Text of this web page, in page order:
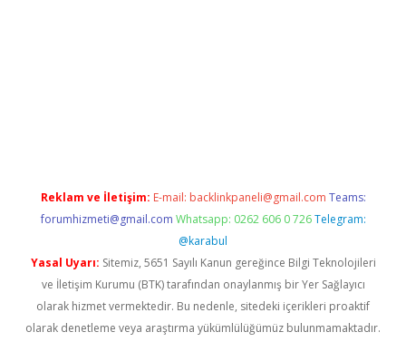
Reklam ve İletişim: E-mail: backlinkpaneli@gmail.com Teams:
forumhizmeti@gmail.com Whatsapp: 0262 606 0 726 Telegram:
@karabul
Yasal Uyarı: Sitemiz, 5651 Sayılı Kanun gereğince Bilgi Teknolojileri
ve İletişim Kurumu (BTK) tarafından onaylanmış bir Yer Sağlayıcı
olarak hizmet vermektedir. Bu nedenle, sitedeki içerikleri proaktif
olarak denetleme veya araştırma yükümlülüğümüz bulunmamaktadır.